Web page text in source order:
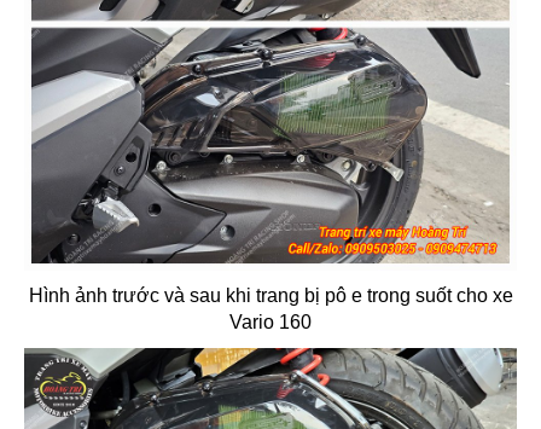
Hình ảnh trước và sau khi trang bị pô e trong suốt cho xe
Vario 160